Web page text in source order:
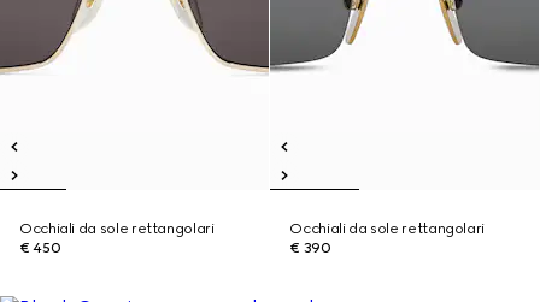
Occhiali da sole rettangolari
€ 450
Occhiali da sole rettangolari
€ 390